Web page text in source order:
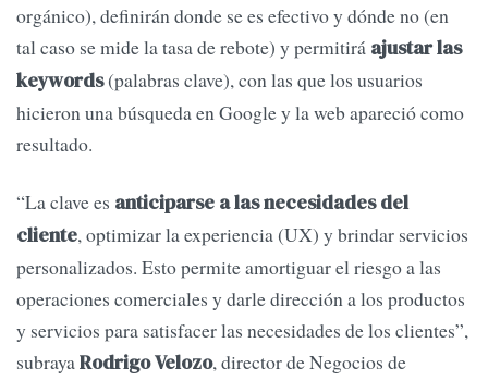
orgánico), definirán donde se es efectivo y dónde no (en
tal caso se mide la tasa de rebote) y permitirá ajustar las
keywords(palabras clave), con las que los usuarios
hicieron una búsqueda en Google y la web apareció como
resultado.
“La clave es anticiparse a las necesidades del
cliente, optimizar la experiencia (UX) y brindar servicios
personalizados. Esto permite amortiguar el riesgo a las
operaciones comerciales y darle dirección a los productos
y servicios para satisfacer las necesidades de los clientes”,
subrayaRodrigo Velozo, director de Negocios de